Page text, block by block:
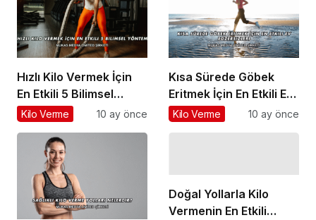
Hızlı Kilo Vermek İçin
En Etkili 5 Bilimsel
Yöntem
Kilo Verme 10 ay önce
Kısa Sürede Göbek
Eritmek İçin En Etkili Ev
Egzersizleri
Kilo Verme 10 ay önce
Doğal Yollarla Kilo
Vermenin En Etkili